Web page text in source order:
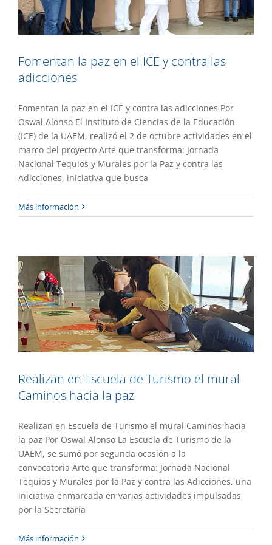
Fomentan la paz en el ICE y contra las
adicciones
Fomentan la paz en el ICE y contra las adicciones Por
Oswal Alonso El Instituto de Ciencias de la Educación
(ICE) de la UAEM, realizó el 2 de octubre actividades en el
marco del proyecto Arte que transforma: Jornada
Nacional Tequios y Murales por la Paz y contra las
Adicciones, iniciativa que busca
Más informaciónRealizan en Escuela de Turismo el
Realizan en Escuela de Turismo el mural
Caminos hacia la paz
Realizan en Escuela de Turismo el mural Caminos hacia
la paz Por Oswal Alonso La Escuela de Turismo de la
UAEM, se sumó por segunda ocasión a la
convocatoria Arte que transforma: Jornada Nacional
Tequios y Murales por la Paz y contra las Adicciones, una
iniciativa enmarcada en varias actividades impulsadas
por la Secretaría
Más información
Universitarios impulsan el rescate de las